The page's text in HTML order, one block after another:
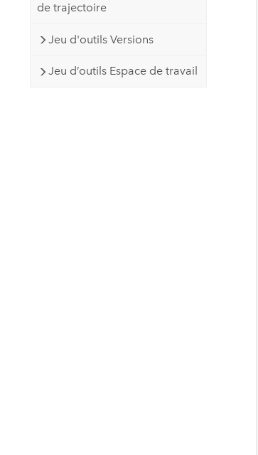
de trajectoire
Jeu d'outils Versions
Jeu d’outils Espace de travail